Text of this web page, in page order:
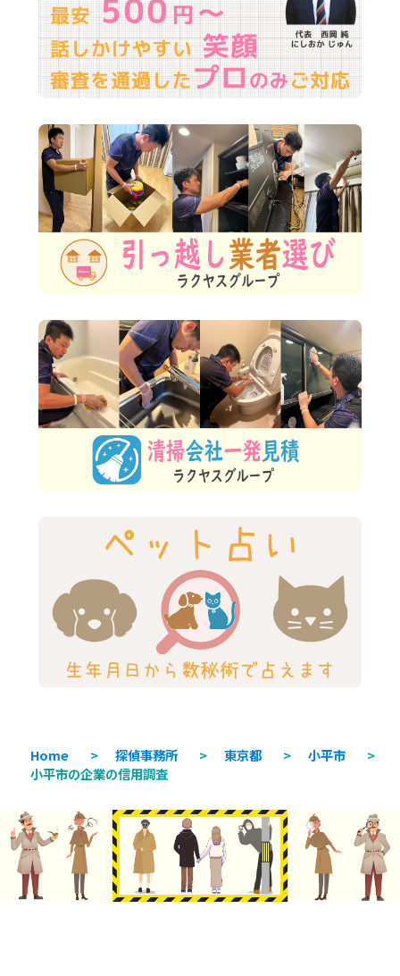
Home > 探偵事務所 > 東京都 > 小平市
>
小平市の企業の信用調査